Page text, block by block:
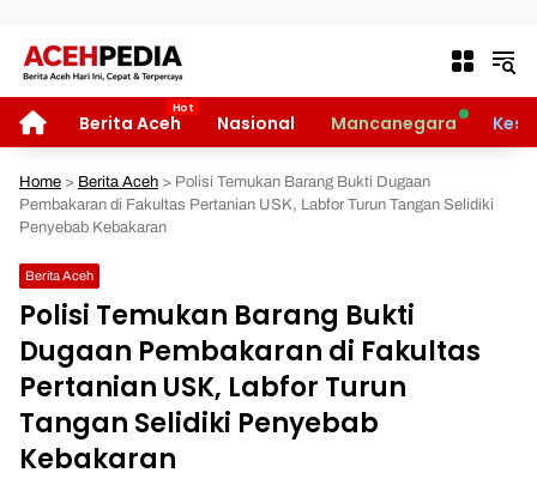
HOMEBerita Aceh Nasional Mancanegara
Home > Berita Aceh > Polisi Temukan Barang Bukti Dugaan
Pembakaran di Fakultas Pertanian USK, Labfor Turun Tangan Selidiki
Penyebab Kebakaran
Berita Aceh
Polisi Temukan Barang Bukti
Dugaan Pembakaran di Fakultas
Pertanian USK, Labfor Turun
Tangan Selidiki Penyebab
Kebakaran